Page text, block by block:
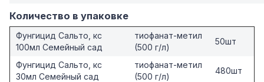
Количество в упаковке
Фунгицид Сальто, кс
100мл Семейный сад
тиофанат-метил
(500 г/л)
50шт
Фунгицид Сальто, кс
30мл Семейный сад
тиофанат-метил
(500 г/л)
480шт